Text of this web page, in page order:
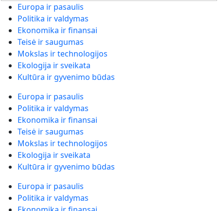
Europa ir pasaulis
Politika ir valdymas
Ekonomika ir finansai
Teisė ir saugumas
Mokslas ir technologijos
Ekologija ir sveikata
Kultūra ir gyvenimo būdas
Europa ir pasaulis
Politika ir valdymas
Ekonomika ir finansai
Teisė ir saugumas
Mokslas ir technologijos
Ekologija ir sveikata
Kultūra ir gyvenimo būdas
Europa ir pasaulis
Politika ir valdymas